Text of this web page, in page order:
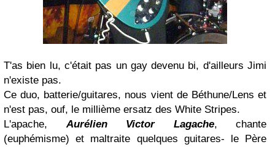
T'as bien lu, c'était pas un gay devenu bi, d'ailleurs Jimi
n'existe pas.
Ce duo, batterie/guitares, nous vient de Béthune/Lens et
n'est pas, ouf, le millième ersatz des White Stripes.
L'apache,Aurélien Victor Lagache, chante
(euphémisme) et maltraite quelques guitares- le Père